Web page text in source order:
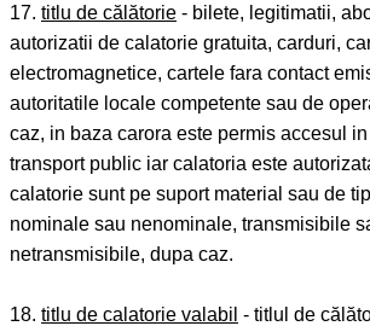
17. titlu de călătorie - bilete, legitimatii,
autorizatii de calatorie gratuita, carduri,
electromagnetice, cartele fara contact
autoritatile locale competente sau de
caz, in baza carora este permis accesul
transport public iar calatoria este
calatorie sunt pe suport material sau de
nominale sau nenominale, transmisibile
netransmisibile, dupa caz.
18. titlu de calatorie valabil - titlul de